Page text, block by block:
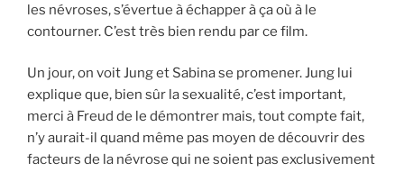
les névroses, s’évertue à échapper à ça où à le
contourner. C’est très bien rendu par ce film.
Un jour, on voit Jung et Sabina se promener. Jung lui
explique que, bien sûr la sexualité, c’est important,
merci à Freud de le démontrer mais, tout compte fait,
n’y aurait-il quand même pas moyen de découvrir des
facteurs de la névrose qui ne soient pas exclusivement